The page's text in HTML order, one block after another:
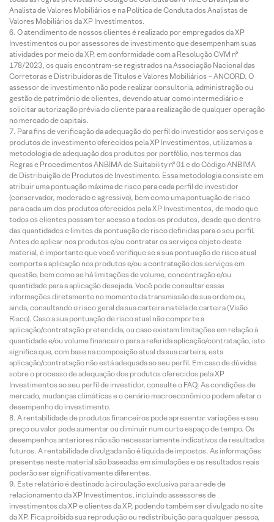
Analista de Valores Mobiliários e na Política de Conduta dos Analistas de
Valores Mobiliários da XP Investimentos.
O atendimento de nossos clientes é realizado por empregados da XP
Investimentos ou por assessores de investimento que desempenham suas
atividades por meio da XP, em conformidade com a Resolução CVM nº
178/2023, os quais encontram-se registrados na Associação Nacional das
Corretoras e Distribuidoras de Títulos e Valores Mobiliários – ANCORD. O
assessor de investimento não pode realizar consultoria, administração ou
gestão de patrimônio de clientes, devendo atuar como intermediário e
solicitar autorização prévia do cliente para a realização de qualquer operação
no mercado de capitais.
Para fins de verificação da adequação do perfil do investidor aos serviços e
produtos de investimento oferecidos pela XP Investimentos, utilizamos a
metodologia de adequação dos produtos por portfólio, nos termos das
Regras e Procedimentos ANBIMA de Suitability nº 01 e do Código ANBIMA
de Distribuição de Produtos de Investimento. Essa metodologia consiste em
atribuir uma pontuação máxima de risco para cada perfil de investidor
(conservador, moderado e agressivo), bem como uma pontuação de risco
para cada um dos produtos oferecidos pela XP Investimentos, de modo que
todos os clientes possam ter acesso a todos os produtos, desde que dentro
das quantidades e limites da pontuação de risco definidas para o seu perfil.
Antes de aplicar nos produtos e/ou contratar os serviços objeto deste
material, é importante que você verifique se a sua pontuação de risco atual
comporta a aplicação nos produtos e/ou a contratação dos serviços em
questão, bem como se há limitações de volume, concentração e/ou
quantidade para a aplicação desejada. Você pode consultar essas
informações diretamente no momento da transmissão da sua ordem ou,
ainda, consultando o risco geral da sua carteira na tela de carteira (Visão
Risco). Caso a sua pontuação de risco atual não comporte a
aplicação/contratação pretendida, ou caso existam limitações em relação à
quantidade e/ou volume financeiro para a referida aplicação/contratação, isto
significa que, com base na composição atual da sua carteira, esta
aplicação/contratação não está adequada ao seu perfil. Em caso de dúvidas
sobre o processo de adequação dos produtos oferecidos pela XP
Investimentos ao seu perfil de investidor, consulte o FAQ. As condições de
mercado, mudanças climáticas e o cenário macroeconômico podem afetar o
desempenho do investimento.
A rentabilidade de produtos financeiros pode apresentar variações e seu
preço ou valor pode aumentar ou diminuir num curto espaço de tempo. Os
desempenhos anteriores não são necessariamente indicativos de resultados
futuros. A rentabilidade divulgada não é líquida de impostos. As informações
presentes neste material são baseadas em simulações e os resultados reais
poderão ser significativamente diferentes.
Este relatório é destinado à circulação exclusiva para a rede de
relacionamento da XP Investimentos, incluindo assessores de
investimentos da XP e clientes da XP, podendo também ser divulgado no site
da XP. Fica proibida sua reprodução ou redistribuição para qualquer pessoa,